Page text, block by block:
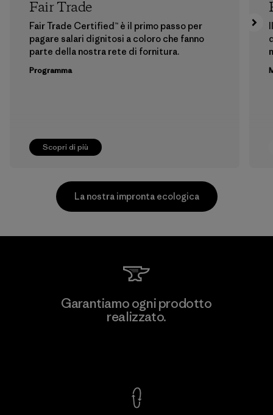
Scopri di più
Fair Trade
Fair Trade Certified™ è il primo passo per
pagare salari dignitosi a coloro che fanno
parte della nostra rete di fornitura.
Programma
MAS Active (Pvt) Ltd. - Asialine
La nostra impronta ecologica
Garantiamo ogni prodotto
realizzato.